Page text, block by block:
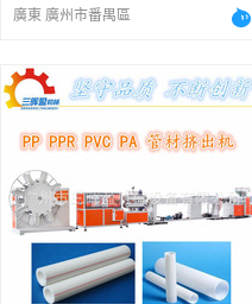
廣東 廣州市番禺區